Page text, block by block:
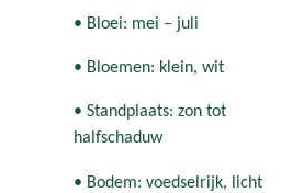
• Bloei: mei – juli
• Bloemen: klein, wit
• Standplaats: zon tot
halfschaduw
• Bodem: voedselrijk, licht